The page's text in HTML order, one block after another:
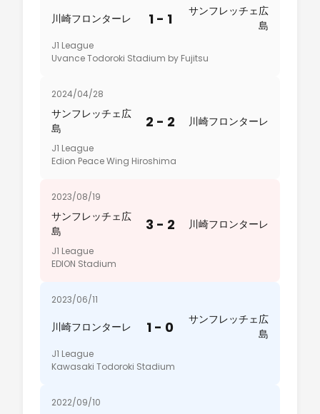
川崎フロンターレ 1 - 1
サンフレッチェ広
島
J1 League
Uvance Todoroki Stadium by Fujitsu
2024/04/28
サンフレッチェ広
島
2 - 2 川崎フロンターレ
J1 League
Edion Peace Wing Hiroshima
2023/08/19
サンフレッチェ広
島
3 - 2 川崎フロンターレ
J1 League
EDION Stadium
2023/06/11
川崎フロンターレ 1 - 0
サンフレッチェ広
島
J1 League
Kawasaki Todoroki Stadium
2022/09/10